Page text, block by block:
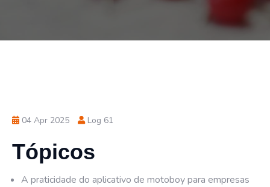
04 Apr 2025 Log 61
Tópicos
A praticidade do aplicativo de motoboy para empresas